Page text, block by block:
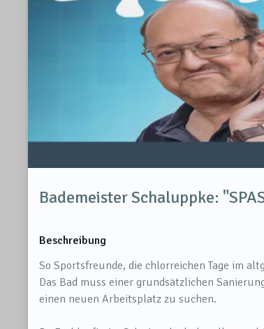
Bademeister Schaluppke:
Beschreibung
So Sportsfreunde, die chlorreichen Tage im
Das Bad muss einer grundsätzlichen
einen neuen Arbeitsplatz zu suchen.